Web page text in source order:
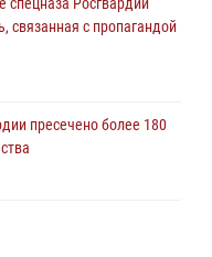
связанная с пропагандой
пресечено более 180